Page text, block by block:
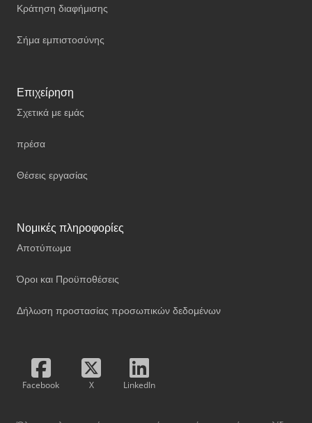
Κράτηση διαφήμισης
Σήμα εμπιστοσύνης
Επιχείρηση
Σχετικά με εμάς
πρέσα
Θέσεις εργασίας
Νομικές πληροφορίες
Αποτύπωμα
Όροι και Προϋποθέσεις
Δήλωση προστασίας προσωπικών δεδομένων
Facebook X LinkedIn